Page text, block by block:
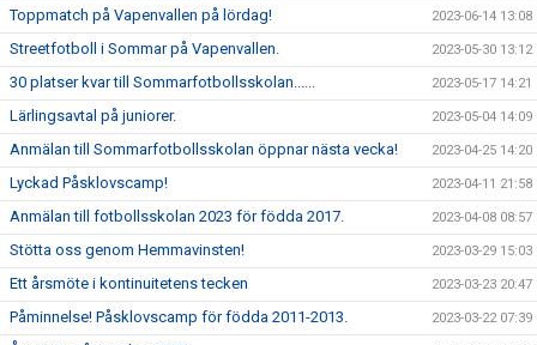
Toppmatch på Vapenvallen på lördag! 2023-06-14 13:08
Streetfotboll i Sommar på Vapenvallen. 2023-05-30 13:12
30 platser kvar till Sommarfotbollsskolan...... 2023-05-17 14:21
Lärlingsavtal på juniorer. 2023-05-04 14:09
Anmälan till Sommarfotbollsskolan öppnar nästa vecka! 2023-04-25 14:20
Lyckad Påsklovscamp! 2023-04-11 21:58
Anmälan till fotbollsskolan 2023 för födda 2017. 2023-04-08 08:57
Stötta oss genom Hemmavinsten! 2023-03-29 15:03
Ett årsmöte i kontinuitetens tecken 2023-03-23 20:47
Påminnelse! Påsklovscamp för födda 2011-2013. 2023-03-22 07:39